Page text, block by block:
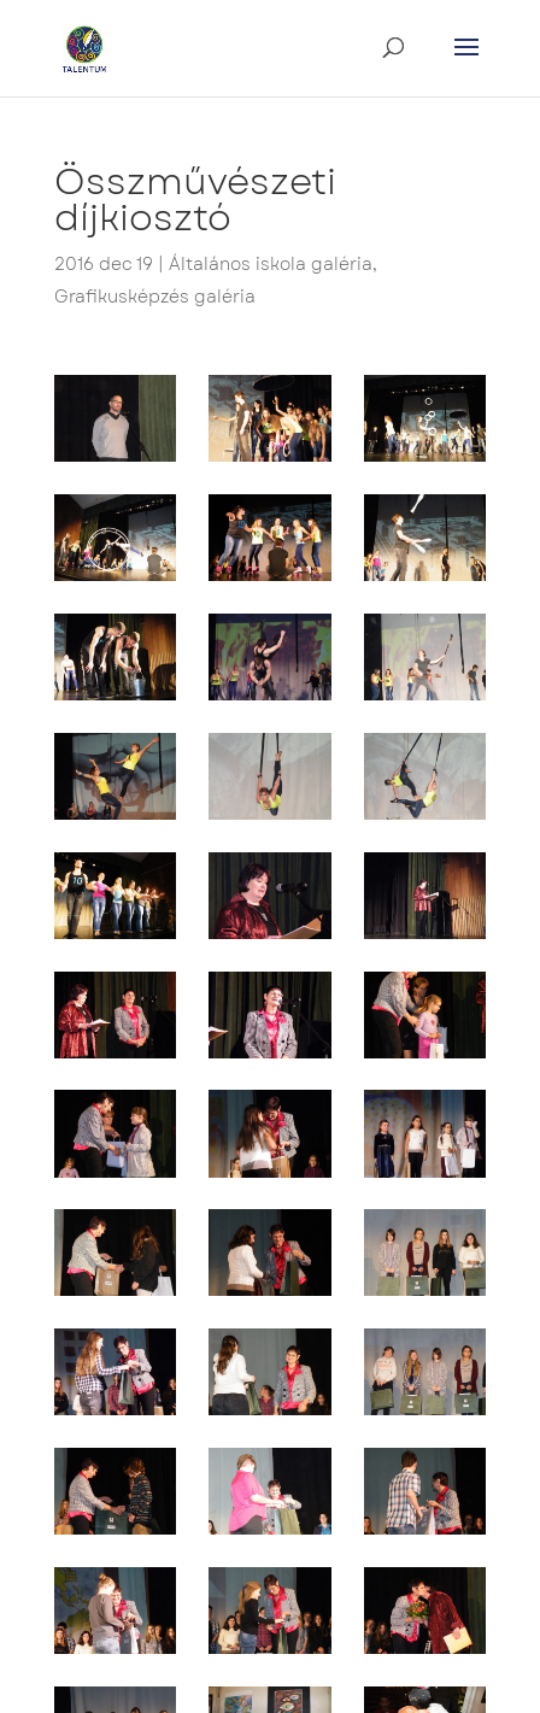
Összművészeti
díjkiosztó
2016 dec 19 Általános iskola galéria,
Grafikusképzés galéria